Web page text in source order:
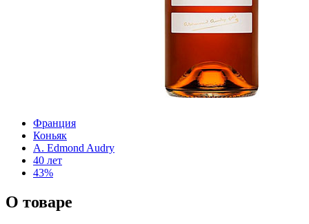
Франция
Коньяк
A. Edmond Audry
40 лет
43%
О товаре